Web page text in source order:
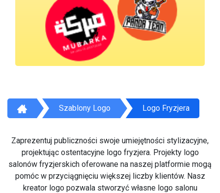
Szablony Logo Logo Fryzjera
Zaprezentuj publiczności swoje umiejętności stylizacyjne,
projektując ostentacyjne logo fryzjera. Projekty logo
salonów fryzjerskich oferowane na naszej platformie mogą
pomóc w przyciągnięciu większej liczby klientów. Nasz
kreator logo pozwala stworzyć własne logo salonu